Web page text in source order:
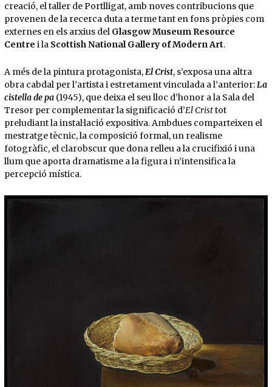
creació, el taller de Portlligat, amb noves contribucions que
provenen de la recerca duta a terme tant en fons pròpies com
externes en els arxius del Glasgow Museum Resource
Centre i la Scottish National Gallery of Modern Art.
A més de la pintura protagonista,ElCrist, s’exposa una altra
obra cabdal per l’artista i estretament vinculada a l’anterior:La
cistella de pa (1945), que deixa el seu lloc d’honor a la Sala del
Tresor per complementar la significació d’El Cristtot
preludiant la instal·lació expositiva. Ambdues comparteixen el
mestratge tècnic, la composició formal, un realisme
fotogràfic, el clarobscur que dona relleu a la crucifixió i una
llum que aporta dramatisme a la figura i n’intensifica la
percepció mística.